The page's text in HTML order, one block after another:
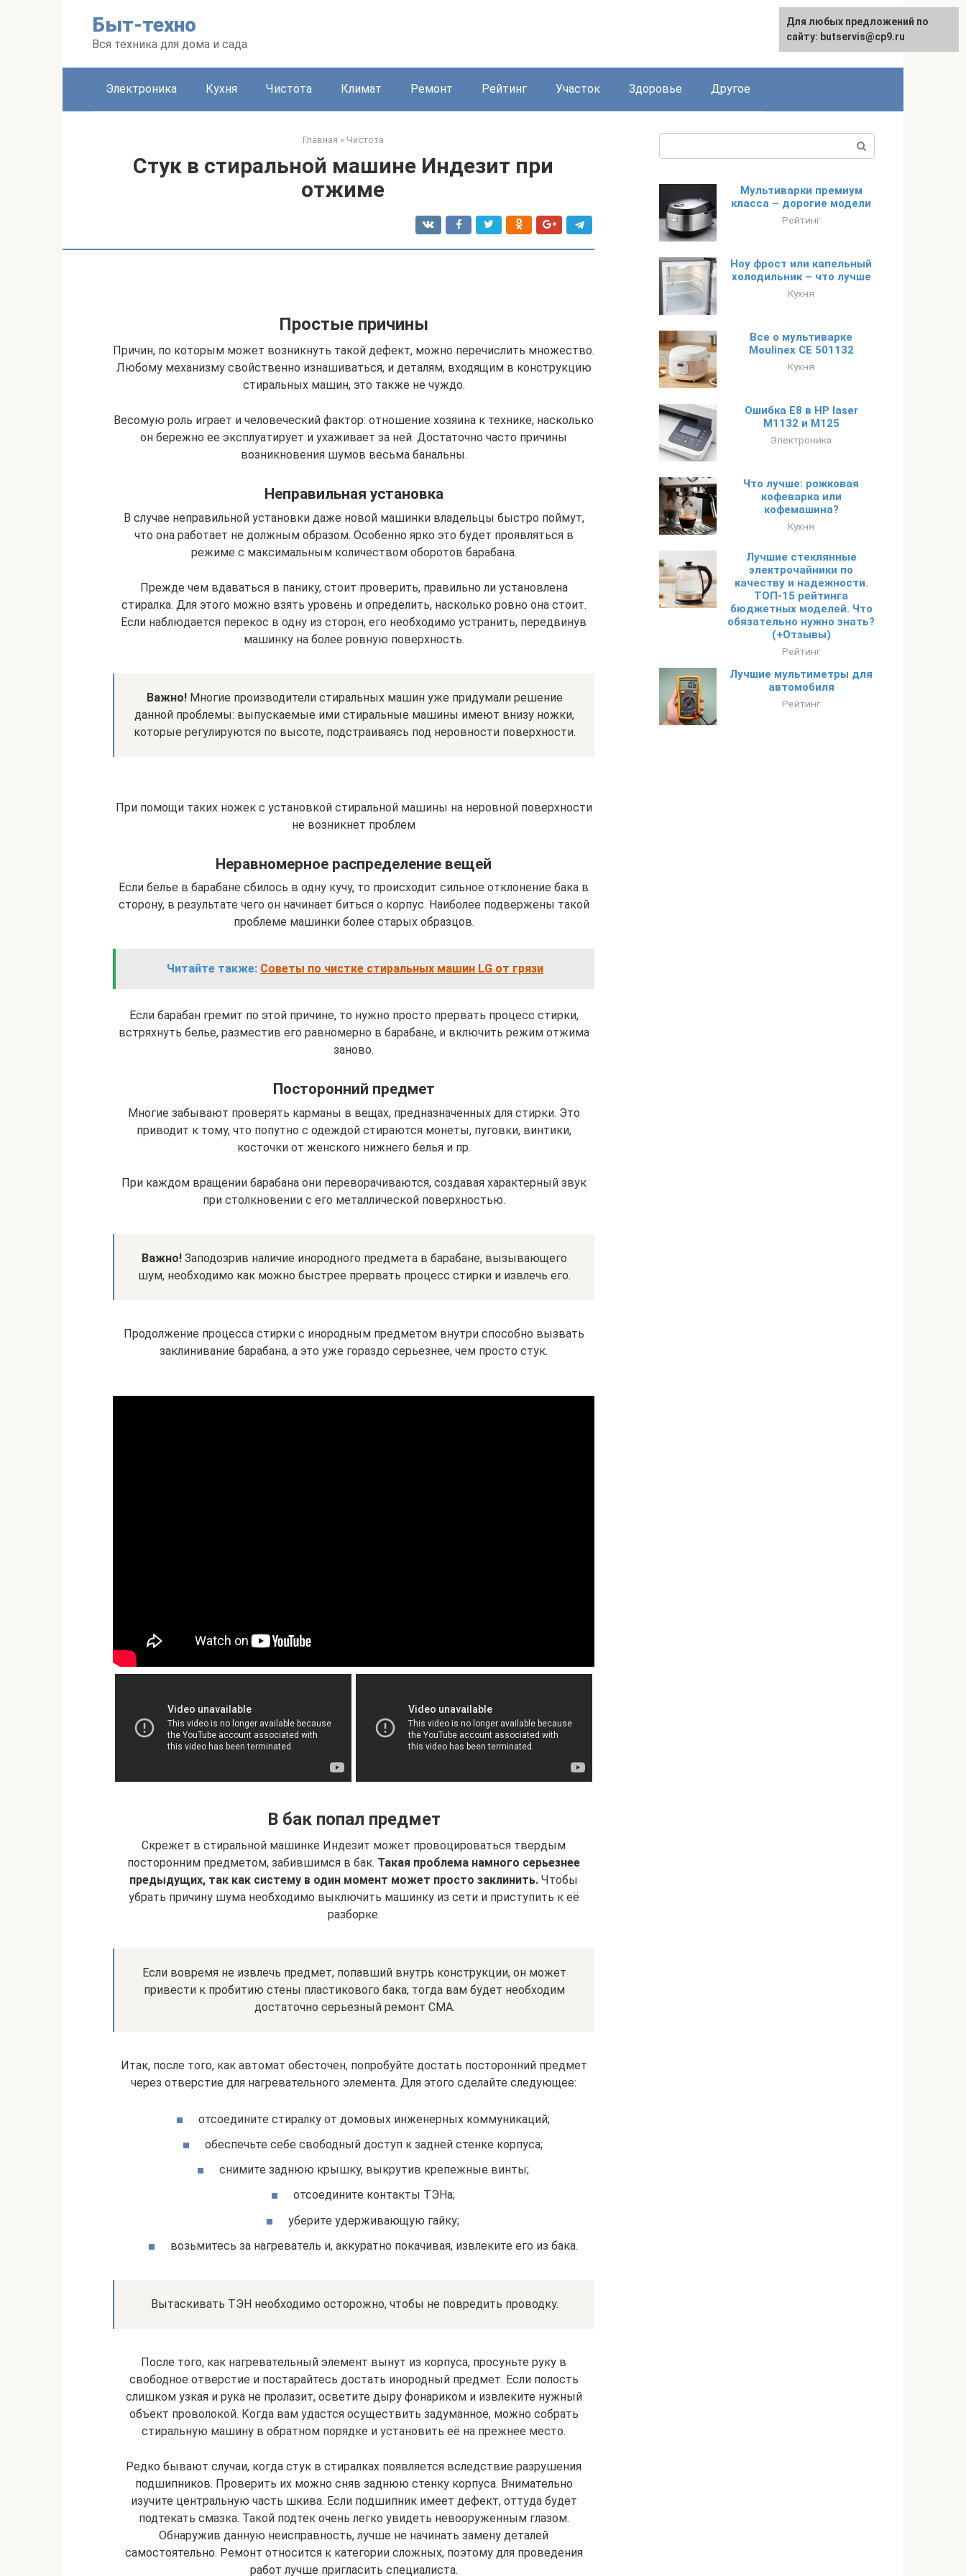
Быт-техно
Вся техника для дома и сада
English
Электроника Кухня Чистота Климат Ремонт Рейтинг Участок Здоровье Другое
Главная » Чистота
Стук в стиральной машине Индезит при
отжиме
Простые причины
Причин, по которым может возникнуть такой дефект, можно перечислить множество.
Любому механизму свойственно изнашиваться, и деталям, входящим в конструкцию
стиральных машин, это также не чуждо.
Весомую роль играет и человеческий фактор: отношение хозяина к технике, насколько
он бережно ее эксплуатирует и ухаживает за ней. Достаточно часто причины
возникновения шумов весьма банальны.
Неправильная установка
В случае неправильной установки даже новой машинки владельцы быстро поймут,
что она работает не должным образом. Особенно ярко это будет проявляться в
режиме с максимальным количеством оборотов барабана.
Прежде чем вдаваться в панику, стоит проверить, правильно ли установлена
стиралка. Для этого можно взять уровень и определить, насколько ровно она стоит.
Если наблюдается перекос в одну из сторон, его необходимо устранить, передвинув
машинку на более ровную поверхность.
Важно!Многие производители стиральных машин уже придумали решение
данной проблемы: выпускаемые ими стиральные машины имеют внизу ножки,
которые регулируются по высоте, подстраиваясь под неровности поверхности.
При помощи таких ножек с установкой стиральной машины на неровной поверхности
не возникнет проблем
Неравномерное распределение вещей
Если белье в барабане сбилось в одну кучу, то происходит сильное отклонение бака в
сторону, в результате чего он начинает биться о корпус. Наиболее подвержены такой
проблеме машинки более старых образцов.
Читайте также: Советы по чистке стиральных машин LG от грязи
Если барабан гремит по этой причине, то нужно просто прервать процесс стирки,
встряхнуть белье, разместив его равномерно в барабане, и включить режим отжима
заново.
Посторонний предмет
Многие забывают проверять карманы в вещах, предназначенных для стирки. Это
приводит к тому, что попутно с одеждой стираются монеты, пуговки, винтики,
косточки от женского нижнего белья и пр.
При каждом вращении барабана они переворачиваются, создавая характерный звук
при столкновении с его металлической поверхностью.
Важно! Заподозрив наличие инородного предмета в барабане, вызывающего
шум, необходимо как можно быстрее прервать процесс стирки и извлечь его.
Продолжение процесса стирки с инородным предметом внутри способно вызвать
заклинивание барабана, а это уже гораздо серьезнее, чем просто стук.
В бак попал предмет
Скрежет в стиральной машинке Индезит может провоцироваться твердым
посторонним предметом, забившимся в бак. Такая проблема намного серьезнее
предыдущих, так как систему в один момент может просто заклинить. Чтобы
убрать причину шума необходимо выключить машинку из сети и приступить к её
разборке.
Если вовремя не извлечь предмет, попавший внутрь конструкции, он может
привести к пробитию стены пластикового бака, тогда вам будет необходим
достаточно серьезный ремонт СМА.
Итак, после того, как автомат обесточен, попробуйте достать посторонний предмет
через отверстие для нагревательного элемента. Для этого сделайте следующее:
отсоедините стиралку от домовых инженерных коммуникаций;
обеспечьте себе свободный доступ к задней стенке корпуса;
снимите заднюю крышку, выкрутив крепежные винты;
отсоедините контакты ТЭНа;
уберите удерживающую гайку;
возьмитесь за нагреватель и, аккуратно покачивая, извлеките его из бака.
Вытаскивать ТЭН необходимо осторожно, чтобы не повредить проводку.
После того, как нагревательный элемент вынут из корпуса, просуньте руку в
свободное отверстие и постарайтесь достать инородный предмет. Если полость
слишком узкая и рука не пролазит, осветите дыру фонариком и извлеките нужный
объект проволокой. Когда вам удастся осуществить задуманное, можно собрать
стиральную машину в обратном порядке и установить её на прежнее место.
Редко бывают случаи, когда стук в стиралках появляется вследствие разрушения
подшипников. Проверить их можно сняв заднюю стенку корпуса. Внимательно
изучите центральную часть шкива. Если подшипник имеет дефект, оттуда будет
подтекать смазка. Такой подтек очень легко увидеть невооруженным глазом.
Обнаружив данную неисправность, лучше не начинать замену деталей
самостоятельно. Ремонт относится к категории сложных, поэтому для проведения
работ лучше пригласить специалиста.
Мультиварки премиум
класса – дорогие модели
Рейтинг
Ноу фрост или капельный
холодильник – что лучше
Кухня
Все о мультиварке
Moulinex CE 501132
Кухня
Ошибка E8 в HP laser
M1132 и M125
Электроника
Что лучше: рожковая
кофеварка или
кофемашина?
Кухня
Лучшие стеклянные
электрочайники по
качеству и надежности.
ТОП-15 рейтинга
бюджетных моделей. Что
обязательно нужно знать?
(+Отзывы)
Рейтинг
Лучшие мультиметры для
автомобиля
Рейтинг
Для любых предложений по
сайту: butservis@cp9.ru